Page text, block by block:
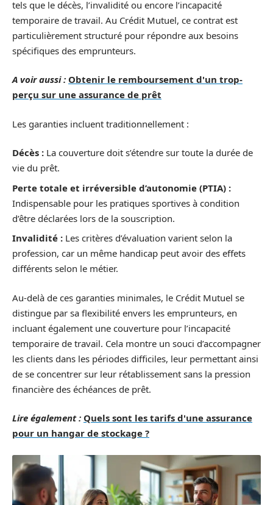
tels que le décès, l’invalidité ou encore l’incapacité
temporaire de travail. Au Crédit Mutuel, ce contrat est
particulièrement structuré pour répondre aux besoins
spécifiques des emprunteurs.
A voir aussi : Obtenir le remboursement d'un trop-
perçu sur une assurance de prêt
Les garanties incluent traditionnellement :
Décès : La couverture doit s’étendre sur toute la durée de
vie du prêt.
Perte totale et irréversible d’autonomie (PTIA) :
Indispensable pour les pratiques sportives à condition
d’être déclarées lors de la souscription.
Invalidité : Les critères d’évaluation varient selon la
profession, car un même handicap peut avoir des effets
différents selon le métier.
Au-delà de ces garanties minimales, le Crédit Mutuel se
distingue par sa flexibilité envers les emprunteurs, en
incluant également une couverture pour l’incapacité
temporaire de travail. Cela montre un souci d’accompagner
les clients dans les périodes difficiles, leur permettant ainsi
de se concentrer sur leur rétablissement sans la pression
financière des échéances de prêt.
Lire également : Quels sont les tarifs d'une assurance
pour un hangar de stockage ?